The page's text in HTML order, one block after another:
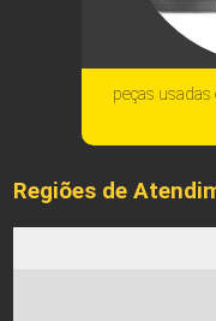
peças usadas
Regiões de